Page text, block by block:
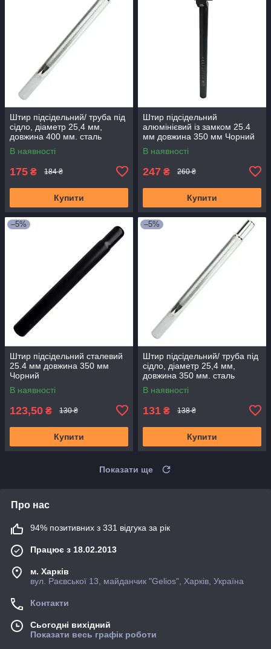
Штир підсідельний/ труба під
сідло, діаметр 25,4 мм,
довжина 400 мм. сталь
В наявності
175 ₴ 184 ₴
Купити
Штир підсідельний
алюмінієвий із замком 25.4
мм довжина 350 мм Чорний
В наявності
247 ₴ 260 ₴
Купити
–5%
Штир підсідельний сталевий
25.4 мм довжина 350 мм
Чорний
В наявності
123,50 ₴ 130 ₴
Купити
–5%
Штир підсідельний/ труба під
сідло, діаметр 25,4 мм,
довжина 350 мм. сталь
В наявності
131 ₴ 138 ₴
Купити
Показати ще
Про нас
94% позитивних з 331 відгука за рік
Працює з 18.02.2013
м. Харків
вул. Раєвської 13, майданчик "Gelios", Харків, Україна
Контакти
Сьогодні вихідний
Показати весь графік роботи